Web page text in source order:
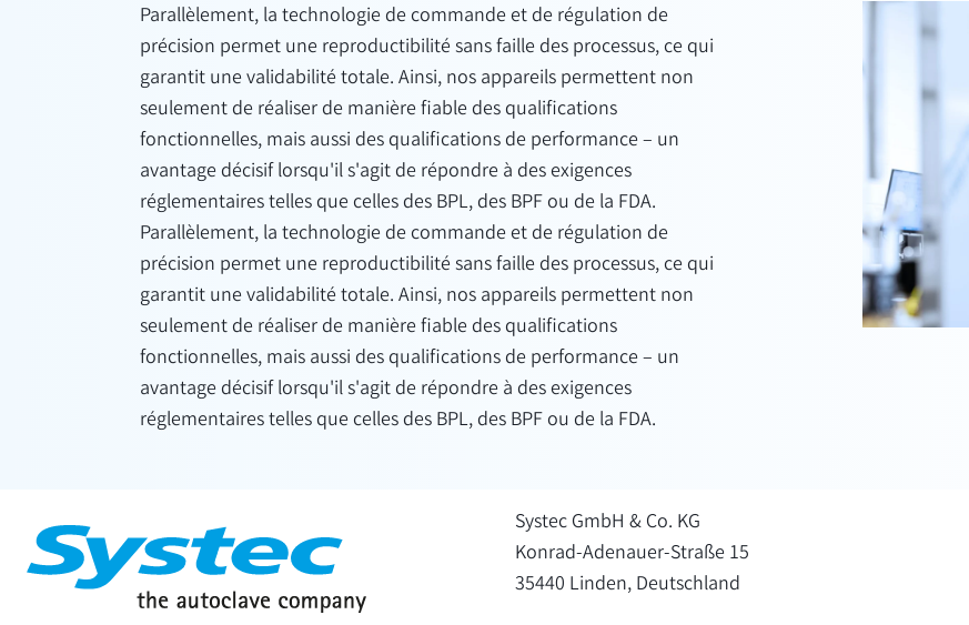
Parallèlement, la technologie de commande et de régulation de
précision permet une reproductibilité sans faille des processus, ce qui
garantit une validabilité totale. Ainsi, nos appareils permettent non
seulement de réaliser de manière fiable des qualifications
fonctionnelles, mais aussi des qualifications de performance – un
avantage décisif lorsqu'il s'agit de répondre à des exigences
réglementaires telles que celles des BPL, des BPF ou de la FDA.
Parallèlement, la technologie de commande et de régulation de
précision permet une reproductibilité sans faille des processus, ce qui
garantit une validabilité totale. Ainsi, nos appareils permettent non
seulement de réaliser de manière fiable des qualifications
fonctionnelles, mais aussi des qualifications de performance – un
avantage décisif lorsqu'il s'agit de répondre à des exigences
réglementaires telles que celles des BPL, des BPF ou de la FDA.
Systec GmbH & Co. KG
Konrad-Adenauer-Straße 15
35440 Linden, Deutschland